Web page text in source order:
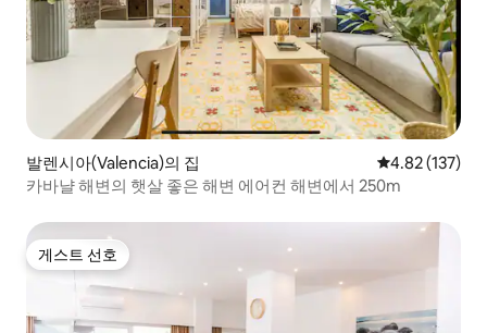
발렌시아(Valencia)의 집 평점 4.82점(5
4.82 (137)
카바냘 해변의 햇살 좋은 해변 에어컨 해변에서 250m
게스트 선호
게스트 선호